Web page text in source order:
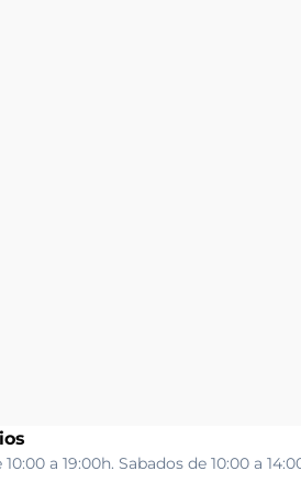
a 19:00h. Sabados de 10:00 a